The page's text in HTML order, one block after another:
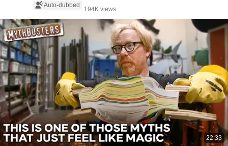
Auto-dubbed
194K views
22:33